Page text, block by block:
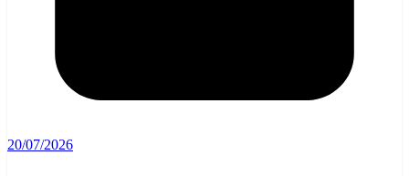
20/07/2026